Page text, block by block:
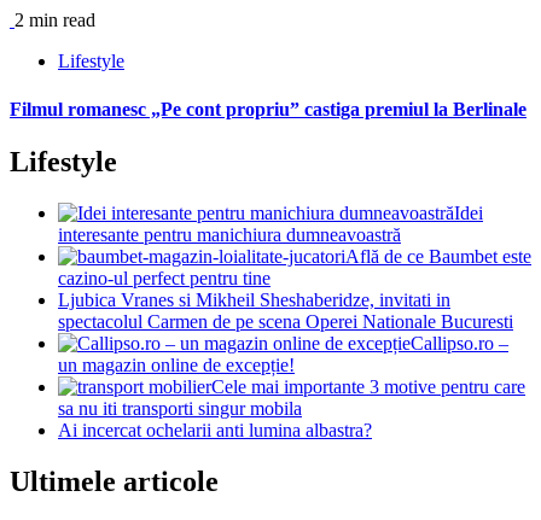
2 min read
Lifestyle
Filmul romanesc „Pe cont propriu” castiga premiul la Berlinale
Lifestyle
Idei
interesante pentru manichiura dumneavoastră
Află de ce Baumbet este
cazino-ul perfect pentru tine
Ljubica Vranes si Mikheil Sheshaberidze, invitati in
spectacolul Carmen de pe scena Operei Nationale Bucuresti
Callipso.ro –
un magazin online de excepție!
Cele mai importante 3 motive pentru care
sa nu iti transporti singur mobila
Ai incercat ochelarii anti lumina albastra?
Ultimele articole